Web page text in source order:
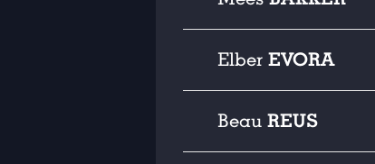
Elber EVORA
Beau REUS